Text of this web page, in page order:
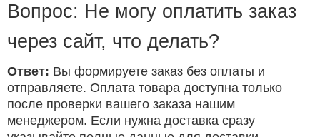
Вопрос: Не могу оплатить заказ
через сайт, что делать?
Ответ: Вы формируете заказ без оплаты и
отправляете. Оплата товара доступна только
после проверки вашего заказа нашим
менеджером. Если нужна доставка сразу